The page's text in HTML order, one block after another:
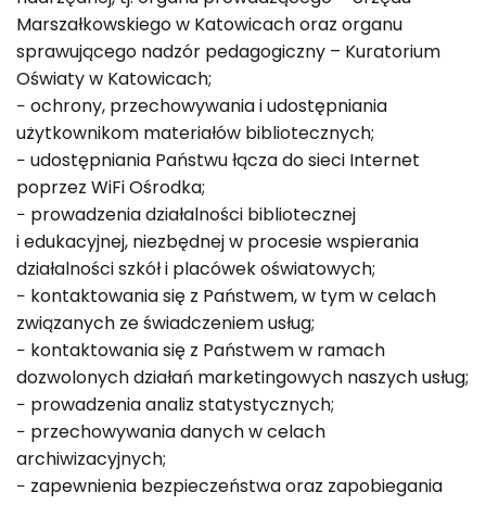
Marszałkowskiego w Katowicach oraz organu
sprawującego nadzór pedagogiczny – Kuratorium
Oświaty w Katowicach;
− ochrony, przechowywania i udostępniania
użytkownikom materiałów bibliotecznych;
− udostępniania Państwu łącza do sieci Internet
poprzez WiFi Ośrodka;
− prowadzenia działalności bibliotecznej
i edukacyjnej, niezbędnej w procesie wspierania
działalności szkół i placówek oświatowych;
− kontaktowania się z Państwem, w tym w celach
związanych ze świadczeniem usług;
− kontaktowania się z Państwem w ramach
dozwolonych działań marketingowych naszych usług;
− prowadzenia analiz statystycznych;
− przechowywania danych w celach
archiwizacyjnych;
− zapewnienia bezpieczeństwa oraz zapobiegania